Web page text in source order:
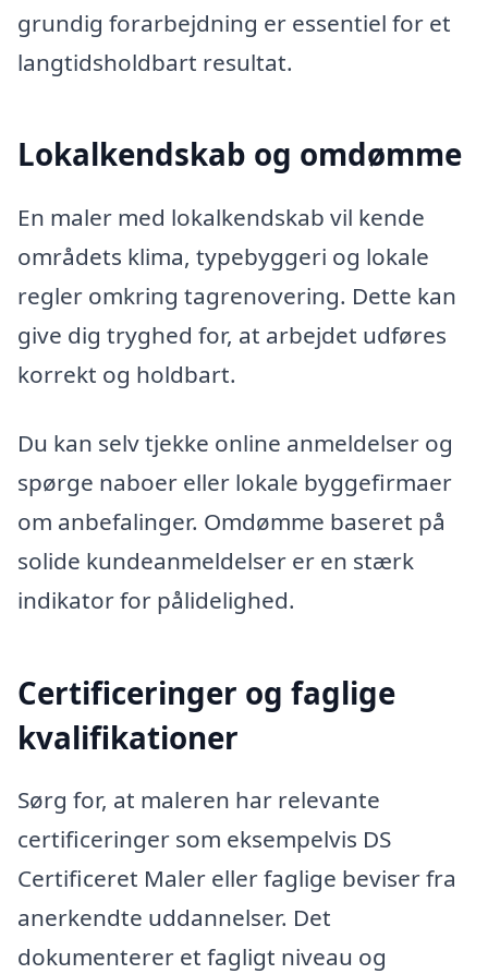
grundig forarbejdning er essentiel for et
langtidsholdbart resultat.
Lokalkendskab og omdømme
En maler med lokalkendskab vil kende
områdets klima, typebyggeri og lokale
regler omkring tagrenovering. Dette kan
give dig tryghed for, at arbejdet udføres
korrekt og holdbart.
Du kan selv tjekke online anmeldelser og
spørge naboer eller lokale byggefirmaer
om anbefalinger. Omdømme baseret på
solide kundeanmeldelser er en stærk
indikator for pålidelighed.
Certificeringer og faglige
kvalifikationer
Sørg for, at maleren har relevante
certificeringer som eksempelvis DS
Certificeret Maler eller faglige beviser fra
anerkendte uddannelser. Det
dokumenterer et fagligt niveau og